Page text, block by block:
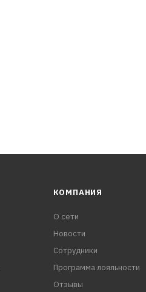
КОМПАНИЯ
О сети
Новости
Сотрудники
Программа лояльности
Отзывы